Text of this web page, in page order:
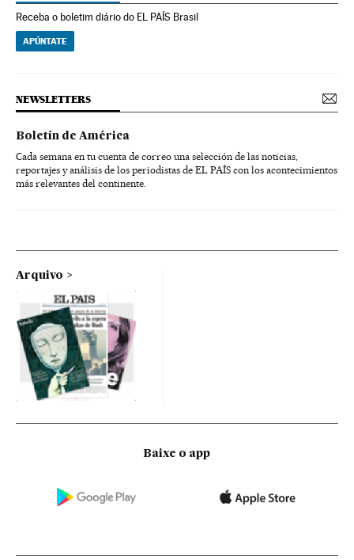
Receba o boletim diário do EL PAÍS Brasil
APÚNTATE
NEWSLETTERS
Boletín de América
Cada semana en tu cuenta de correo una selección de las noticias,
reportajes y análisis de los periodistas de EL PAÍS con los acontecimientos
más relevantes del continente.
Arquivo
Baixe o app